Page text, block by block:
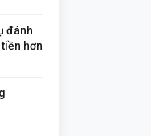
đánh
hơn